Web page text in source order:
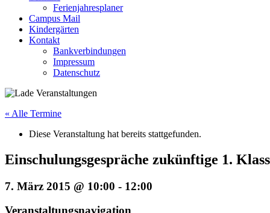
Ferienjahresplaner
Campus Mail
Kindergärten
Kontakt
Bankverbindungen
Impressum
Datenschutz
« Alle Termine
Diese Veranstaltung hat bereits stattgefunden.
Einschulungsgespräche zukünftige 1.
7. März 2015 @ 10:00 - 12:00